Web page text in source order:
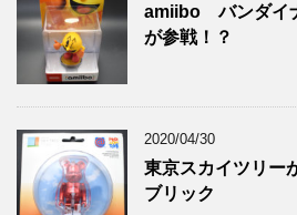
amiibo バンダイ
が参戦！？
2020/04/30
東京スカイツリー
ブリック